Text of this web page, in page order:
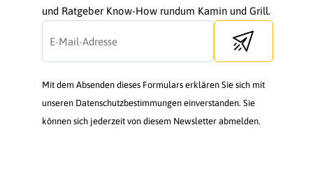
und Ratgeber Know-How rundum Kamin und Grill.
Send newsletter
Mit dem Absenden dieses Formulars erklären Sie sich mit
unseren Datenschutzbestimmungen einverstanden. Sie
können sich jederzeit von diesem Newsletter abmelden.